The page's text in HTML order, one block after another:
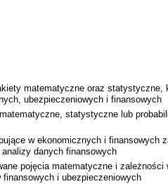
matematyczne oraz statystyczne,
ubezpieczeniowych i finansowych
statystyczne lub
w ekonomicznych i finansowych
danych finansowych
pojęcia matematyczne i zależności
i ubezpieczeniowych